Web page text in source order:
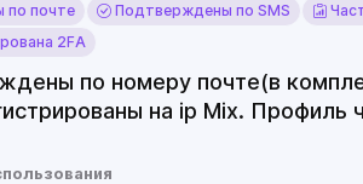
по почте Подтверждены по SMS
2FA
по номеру почте(в
на ip Mix. Профиль